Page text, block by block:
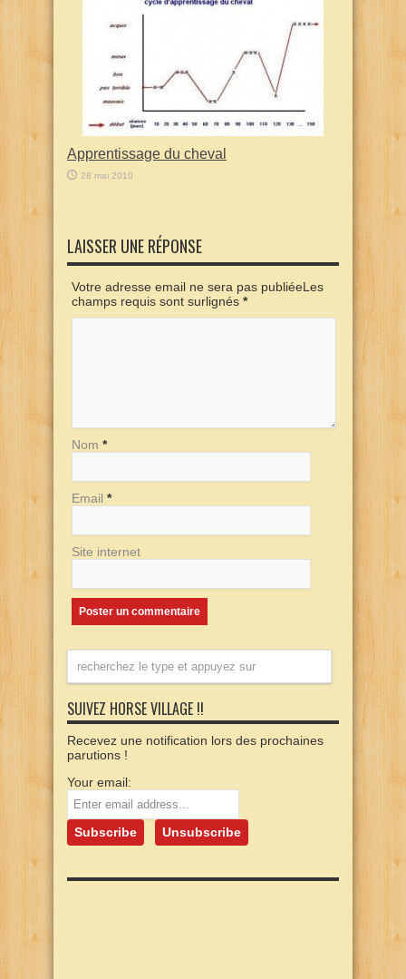
Apprentissage du cheval
28 mai 2010
LAISSER UNE RÉPONSE
Votre adresse email ne sera pas publiéeLes
champs requis sont surlignés *
Nom *
Email *
Site internet
SUIVEZ HORSE VILLAGE !!
Recevez une notification lors des prochaines
parutions !
Your email: